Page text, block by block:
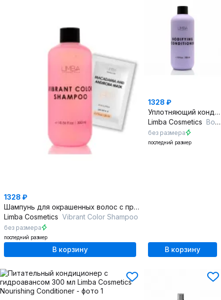
1328 ₽
Шампунь для окрашенных волос с протеинами шелка
Limba Cosmetics Vibrant Color Shampoo
без размера
последний размер
В корзину
1328 ₽
Уплотняющий кондиционер с гидролизованным кератином 300 мл
Limba Cosmetics Bodifying Conditioner
без размера
последний размер
В корзину